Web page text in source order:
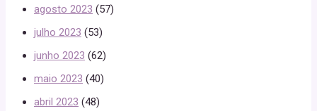
agosto 2023 (57)
julho 2023 (53)
junho 2023 (62)
maio 2023 (40)
abril 2023 (48)